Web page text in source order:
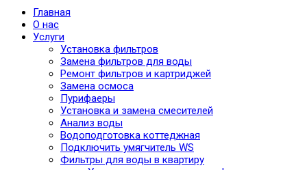
Главная
О нас
Услуги
Установка фильтров
Замена фильтров для воды
Ремонт фильтров и картриджей
Замена осмоса
Пурифаеры
Установка и замена смесителей
Анализ воды
Водоподготовка коттеджная
Подключить умягчитель WS
Фильтры для воды в квартиру